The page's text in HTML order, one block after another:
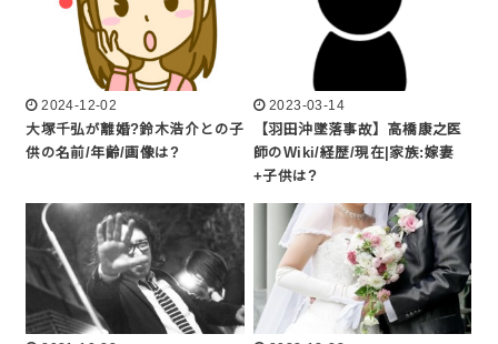
2024-12-02
大塚千弘が離婚?鈴木浩介との子
供の名前/年齢/画像は?
2023-03-14
【羽田沖墜落事故】高橋康之医
師のWiki/経歴/現在|家族:嫁妻
+子供は?